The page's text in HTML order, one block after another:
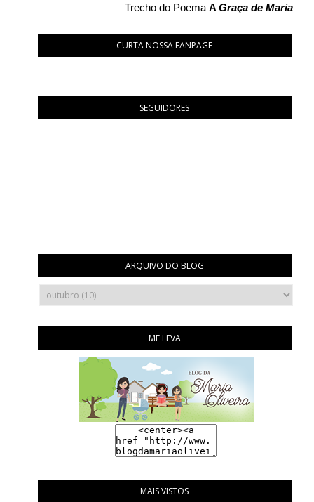
Trecho do Poema A Graça de Maria
CURTA NOSSA FANPAGE
SEGUIDORES
ARQUIVO DO BLOG
ME LEVA
MAIS VISTOS